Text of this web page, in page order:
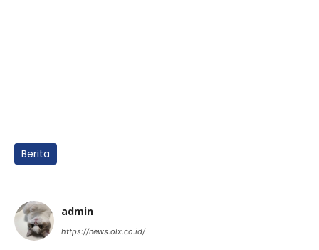
Berita
admin
https://news.olx.co.id/